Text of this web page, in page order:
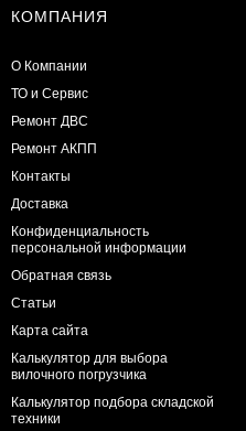
КОМПАНИЯ
О Компании
ТО и Сервис
​Ремонт ДВС
Ремонт АКПП
Контакты
Доставка
Конфиденциальность
персональной информации
Обратная связь
Статьи
Карта сайта
Калькулятор для выбора
вилочного погрузчика
Калькулятор подбора складской
техники